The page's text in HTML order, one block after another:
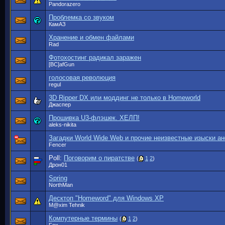
Pandorazero
Проблемка со звуком
КамАЗ
Хранение и обмен файлами
Rad
Фотохостинг радикал заражен
[BC]afGun
голосовая революция
regul
3D Ripper DX или моддинг не только в Homeworld
Джаспер
Прошивка U3-флэшек. ХЕЛП!
aleks-nikita
Загадки World Wide Web и прочие неизвестные изыски
Fencer
Poll: Поговорим о пиратстве ( 1 2)
Дрон01
Spring
NorthMan
Десктоп "Homeword" для Windows ХР
M@xim Tehnik
Компутерные термины ( 1 2)